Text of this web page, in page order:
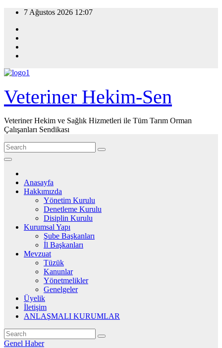
Skip
content
7 Ağustos 2026 12:07
Veteriner Hekim-Sen
Veteriner Hekim ve Sağlık Hizmetleri ile Tüm Tarım Orman
Çalışanları Sendikası
Anasayfa
Hakkımızda
Yönetim Kurulu
Denetleme Kurulu
Disiplin Kurulu
Kurumsal Yapı
Şube Başkanları
İl Başkanları
Mevzuat
Tüzük
Kanunlar
Yönetmelikler
Genelgeler
Üyelik
İletişim
ANLAŞMALI KURUMLAR
Genel Haber